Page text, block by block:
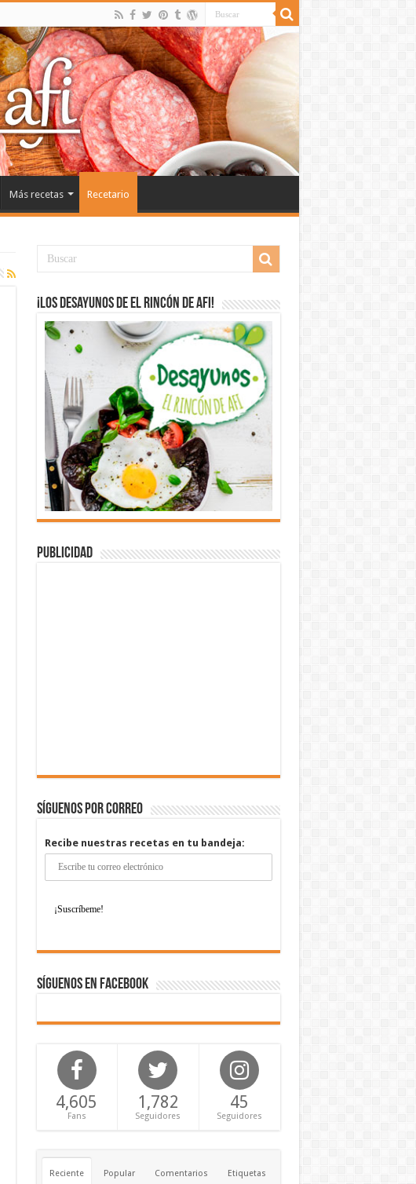
Más recetas Recetario
¡Los desayunos de El Rincón de Afi!
Publicidad
Síguenos por correo
Recibe nuestras recetas en tu bandeja:
Síguenos en Facebook
4,605
Fans
1,782
Seguidores
45
Seguidores
Reciente Popular Comentarios Etiquetas